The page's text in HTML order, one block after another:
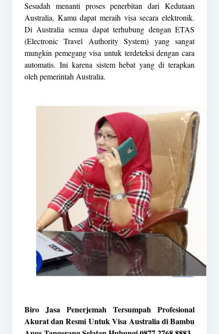
Sesudah menanti proses penerbitan dari Kedutaan
Australia, Kamu dapat meraih visa secara elektronik.
Di Australia semua dapat terhubung dengan ETAS
(Electronic Travel Authority System) yang sangat
mungkin pemegang visa untuk terdeteksi dengan cara
automatis. Ini karena sistem hebat yang di terapkan
oleh pemerintah Australia.
Biro Jasa Penerjemah Tersumpah Profesional
Akurat dan Resmi Untuk Visa Australia di Bambu